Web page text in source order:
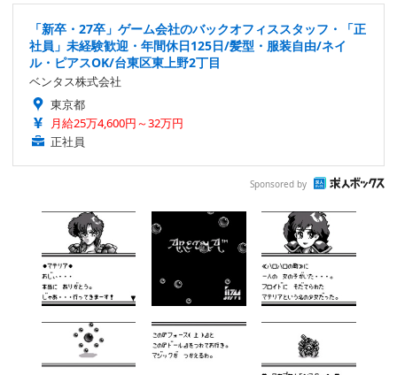
「新卒・27卒」ゲーム会社のバックオフィススタッフ・「正
社員」未経験歓迎・年間休日125日/髪型・服装自由/ネイ
ル・ピアスOK/台東区東上野2丁目
ベンタス株式会社
東京都
月給25万4,600円～32万円
正社員
Sponsored by